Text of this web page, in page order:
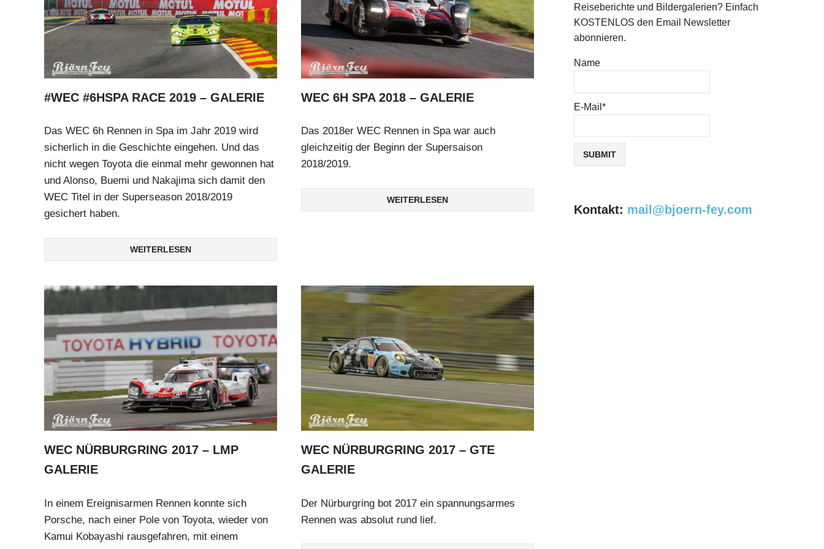
#WEC #6HSPA RACE 2019 – GALERIE
Das WEC 6h Rennen in Spa im Jahr 2019 wird
sicherlich in die Geschichte eingehen. Und das
nicht wegen Toyota die einmal mehr gewonnen hat
und Alonso, Buemi und Nakajima sich damit den
WEC Titel in der Superseason 2018/2019
gesichert haben.
WEITERLESEN
WEC 6H SPA 2018 – GALERIE
Das 2018er WEC Rennen in Spa war auch
gleichzeitig der Beginn der Supersaison
2018/2019.
WEITERLESEN
WEC NÜRBURGRING 2017 – LMP
GALERIE
In einem Ereignisarmen Rennen konnte sich
Porsche, nach einer Pole von Toyota, wieder von
Kamui Kobayashi rausgefahren, mit einem
WEC NÜRBURGRING 2017 – GTE
GALERIE
Der Nürburgring bot 2017 ein spannungsarmes
Rennen was absolut rund lief.
Reiseberichte und Bildergalerien? Einfach
KOSTENLOS den Email Newsletter
abonnieren.
Name
E-Mail*
Kontakt: mail@bjoern-fey.com